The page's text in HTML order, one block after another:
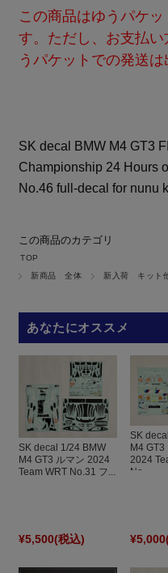
この商品はゆうパケ
す。ただし、お支払
うパケットでの発送は
SK decal BMW M4 GT3
Championship 24 Hours
No.46 full-decal for nunu
この商品のカテゴリ
TOP
新商品 全体
新入荷 キット
あなたにオススメ
SK decal 1/24 BMW
M4 GT3 ルマン 2024
Team WRT No.31 フ...
¥5,500(税込)
SK
M4 GT3
2024
No....
¥5,000